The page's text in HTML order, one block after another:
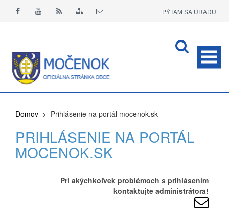
PÝTAM SA ÚRADU
Domov > Prihlásenie na portál mocenok.sk
PRIHLÁSENIE NA PORTÁL
MOCENOK.SK
Pri akýchkoľvek problémoch s prihlásením
kontaktujte administrátora!